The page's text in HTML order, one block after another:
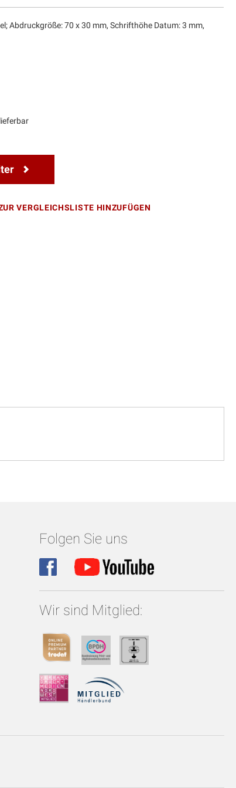
Abdruckgröße: 70 x 30 mm, Schrifthöhe Datum: 3 mm,
VERGLEICHSLISTE HINZUFÜGEN
Folgen Sie uns
Wir sind Mitglied: